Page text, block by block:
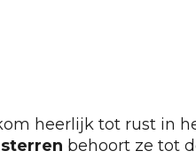
heerlijk tot rust in
behoort ze tot